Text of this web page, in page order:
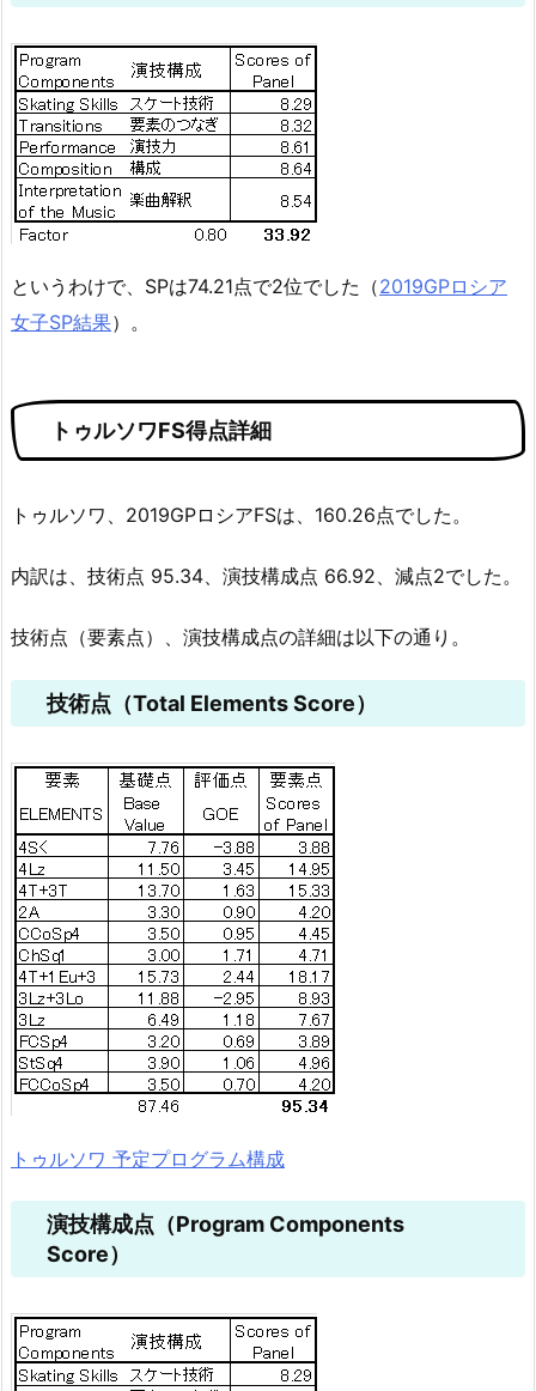
というわけで、SPは74.21点で2位でした（2019GPロシア
女子SP結果）。
トゥルソワFS得点詳細
トゥルソワ、2019GPロシアFSは、160.26点でした。
内訳は、技術点 95.34、演技構成点 66.92、減点2でした。
技術点（要素点）、演技構成点の詳細は以下の通り。
技術点（Total Elements Score）
トゥルソワ 予定プログラム構成
演技構成点（Program Components
Score）